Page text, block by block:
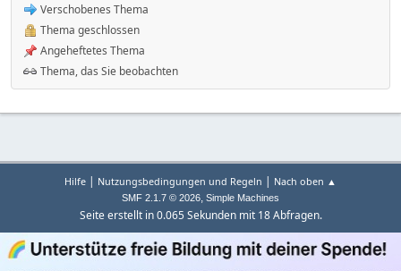
Verschobenes Thema
Thema geschlossen
Angeheftetes Thema
Thema, das Sie beobachten
Hilfe | Nutzungsbedingungen und Regeln | Nach oben ▲
SMF 2.1.7 © 2026, Simple Machines
Seite erstellt in 0.065 Sekunden mit 18 Abfragen.